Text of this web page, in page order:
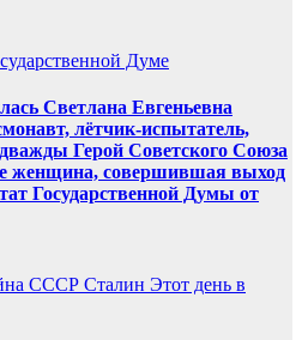
Думе
Светлана Евгеньевна
лётчик-испытатель,
Герой Советского Союза
женщина, совершившая выход
Государственной Думы от
СССР Сталин Этот день в